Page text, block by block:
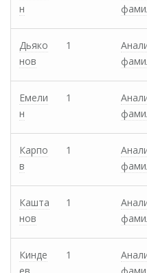
н
Дьяко
нов
1
Емели
н
1
Карпо
в
1
Кашта
нов
1
Кинде
ев
1